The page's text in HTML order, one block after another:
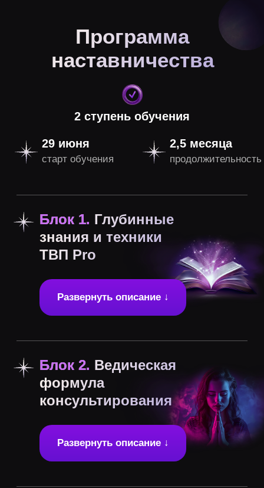
Техника «Выход из Я»
и ограничений, где ты просто есть
предательство, обиду, гнев измену
Бонусный эфир